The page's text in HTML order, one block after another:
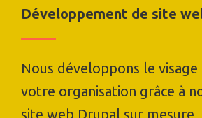
Développement de site
Nous développons le
votre organisation grâce à
site web Drupal sur